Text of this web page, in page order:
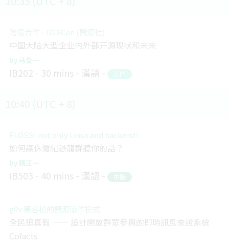
跨境合作 - COSCon (開源社)
中国大陆大型企业内外部开源现状和未来
马全一
IB202 30 mins 漢語 入門
FLOSS! not only Linux and hackers!!
如何讓侏儸紀恐龍群聽你的話？
張正一
IB503 40 mins 漢語 中階
g0v 黑客松的開源協作模式
全民追真假 —— 設計開放群眾參與的即時訊息查證系統
Cofacts